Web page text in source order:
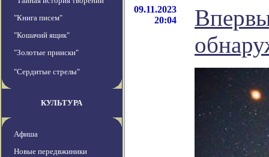
"Книга писем"
"Кошачий ящик"
"Золотые прииски"
"Сердитые стрелы"
КУЛЬТУРА
Афиша
Новые передвжиники
09.11.2023
20:04